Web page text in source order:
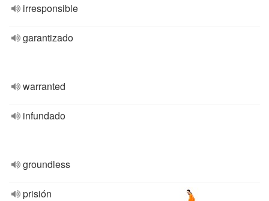
irresponsible
garantizado
warranted
infundado
groundless
prisión